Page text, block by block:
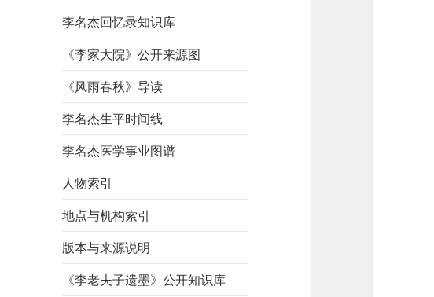
李名杰回忆录知识库
《李家大院》公开来源图
《风雨春秋》导读
李名杰生平时间线
李名杰医学事业图谱
人物索引
地点与机构索引
版本与来源说明
《李老夫子遗墨》公开知识库